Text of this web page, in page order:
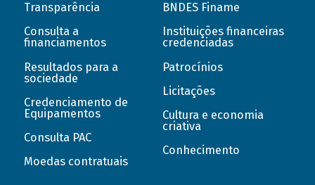
Transparência
Consulta a
financiamentos
Resultados para a
sociedade
Credenciamento de
Equipamentos
Consulta PAC
Moedas contratuais
BNDES Finame
Instituições financeiras
credenciadas
Patrocínios
Licitações
Cultura e economia
criativa
Conhecimento